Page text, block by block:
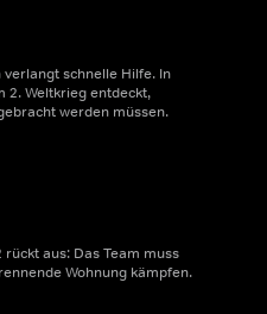
schnelle Hilfe. In
2. Weltkrieg entdeckt,
werden müssen.
aus: Das Team muss
Wohnung kämpfen.